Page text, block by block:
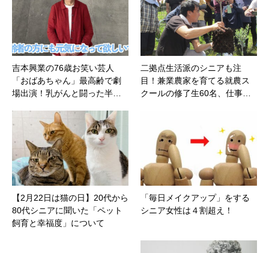
吉本興業の76歳お笑い芸人
「おばあちゃん」最高齢で劇
場出演！乳がんと闘った半…
二拠点生活派のシニアも注
目！兼業農家を育てる就農ス
クールの修了生60名、仕事…
【2月22日は猫の日】20代から
80代シニアに聞いた「ペット
飼育と幸福度」について
「毎日メイクアップ」をする
シニア女性は４割超え！